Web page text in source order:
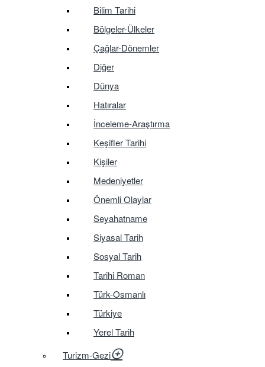
Bilim Tarihi
Bölgeler-Ülkeler
Çağlar-Dönemler
Diğer
Dünya
Hatıralar
İnceleme-Araştırma
Keşifler Tarihi
Kişiler
Medeniyetler
Önemli Olaylar
Seyahatname
Siyasal Tarih
Sosyal Tarih
Tarihi Roman
Türk-Osmanlı
Türkiye
Yerel Tarih
Turizm-Gezi